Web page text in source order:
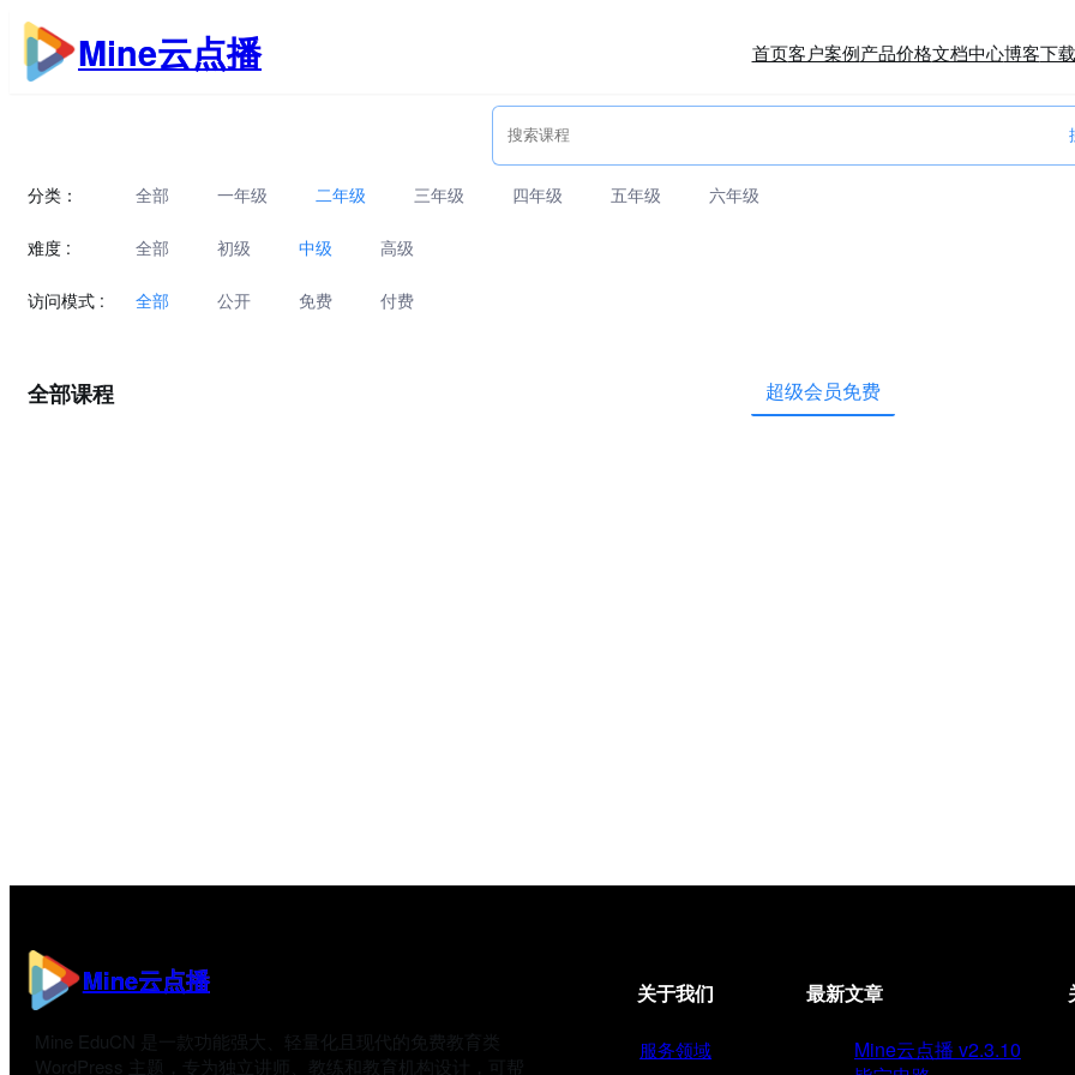
跳
至
内
Mine云点播 首页客户案例产品价格文档中心博客下载
分类： 全部 一年级 二年级 三年级 四年级 五年级 六年级
难度 : 全部 初级 中级 高级
访问模式 : 全部 公开 免费 付费
全部课程 超级会员免费
Mine云点播
Mine EduCN 是一款功能强大、轻量化且现代的免费教育类
WordPress 主题，专为独立讲师、教练和教育机构设计，可帮
关于我们
服务领域
最新文章
Mine云点播 v2.3.10